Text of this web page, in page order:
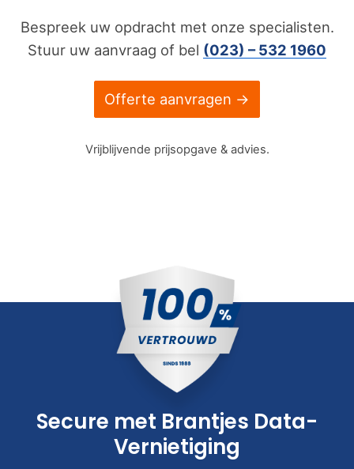
Bespreek uw opdracht met onze specialisten.
Stuur uw aanvraag of bel (023) – 532 1960
Offerte aanvragen →
Vrijblijvende prijsopgave & advies.
Secure met Brantjes Data-
Vernietiging